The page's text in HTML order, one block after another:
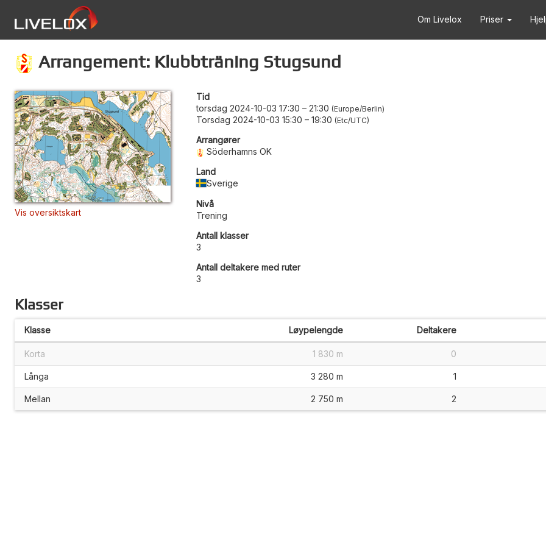
Om Livelox Priser
Arrangement: Klubbträning Stugsund
Vis oversiktskart
Tid
torsdag 2024-10-03 17:30 – 21:30 Europe/Berlin
Torsdag 2024-10-03 15:30 – 19:30 Etc/UTC
Arrangører
Söderhamns OK
Land
Sverige
Nivå
Trening
Antall klasser
3
Antall deltakere med ruter
3
Klasser
Klasse Løypelengde Deltakere
Korta 1 830 m 0
Långa 3 280 m 1
Mellan 2 750 m 2